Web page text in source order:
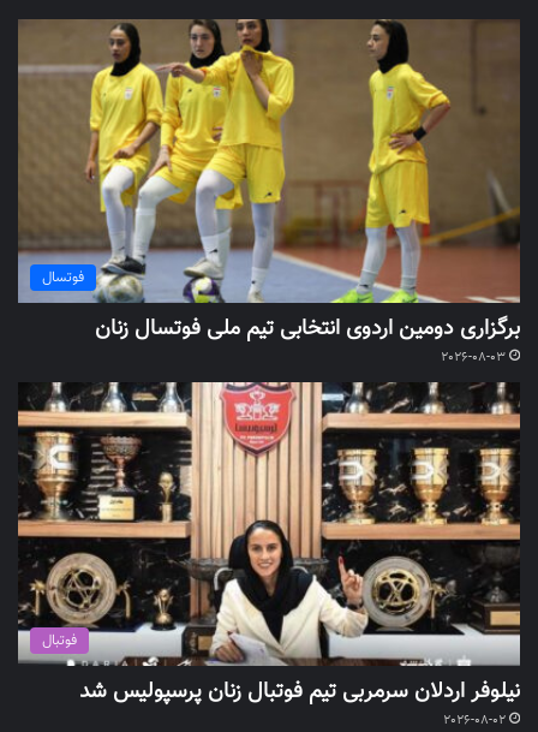
فوتسال
برگزاری دومین اردوی انتخابی تیم ملی فوتسال زنان
2026-08-03
فوتبال
نیلوفر اردلان سرمربی تیم فوتبال زنان پرسپولیس شد
2026-08-02